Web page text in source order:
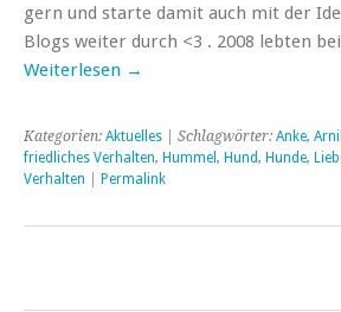
gern und starte damit auch mit der
Blogs weiter durch <3 . 2008 lebten
Weiterlesen →
Kategorien: Aktuelles | Schlagwörter: Anke,
friedliches Verhalten, Hummel , Hund, Hunde,
Verhalten
Permalink